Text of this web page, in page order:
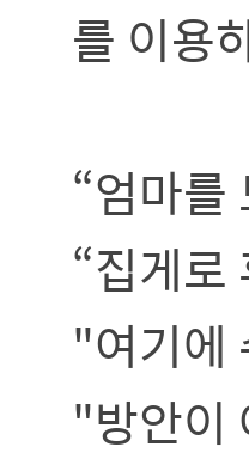
를 이용
“엄마를
“집게로
"여기에
"방안이